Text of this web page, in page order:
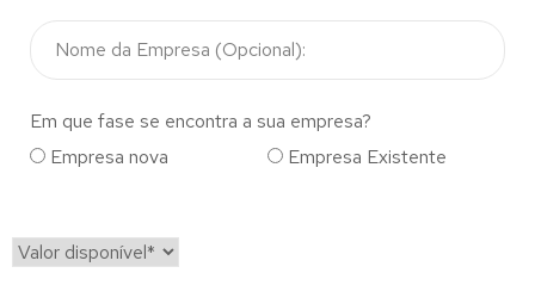
Em que fase se encontra a sua empresa?
Empresa nova
Empresa Existente